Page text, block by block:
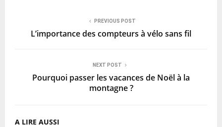
PREVIOUS POST
L’importance des compteurs à vélo sans fil
NEXT POST
Pourquoi passer les vacances de Noël à la
montagne ?
A LIRE AUSSI